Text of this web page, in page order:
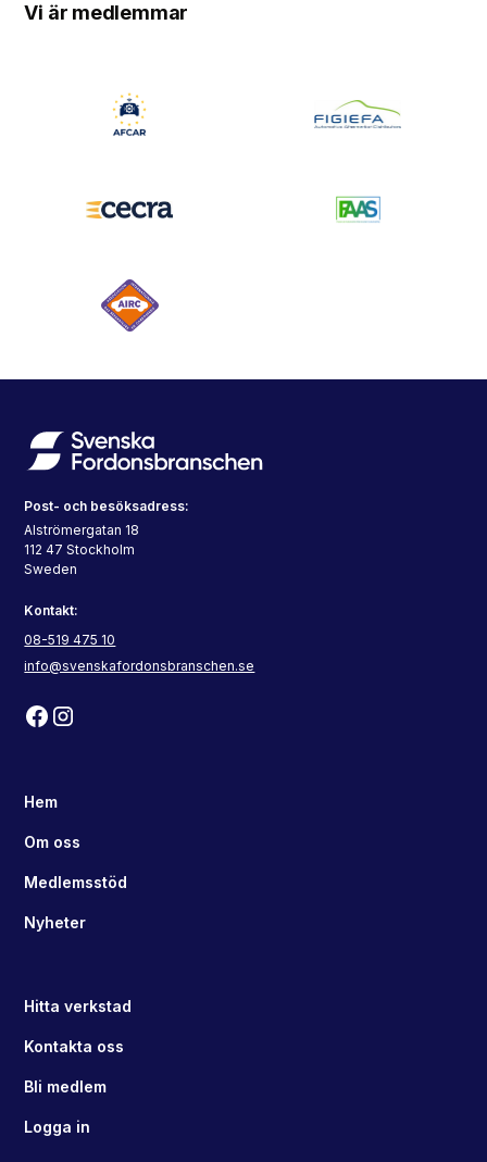
Vi är medlemmar
Post- och besöksadress:
Alströmergatan 18
112 47 Stockholm
Sweden
Kontakt:
08-519 475 10
info@svenskafordonsbranschen.se
Hem
Om oss
Medlemsstöd
Nyheter
Hitta verkstad
Kontakta oss
Bli medlem
Logga in